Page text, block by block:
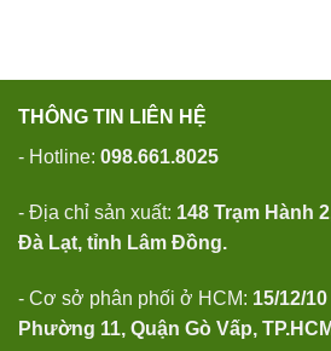
THÔNG TIN LIÊN HỆ
- Hotline: 098.661.8025
- Địa chỉ sản xuất: 148 Trạm Hành
Đà Lạt, tỉnh Lâm Đồng.
- Cơ sở phân phối ở HCM: 15/12/
Phường 11, Quận Gò Vấp, TP.HCM